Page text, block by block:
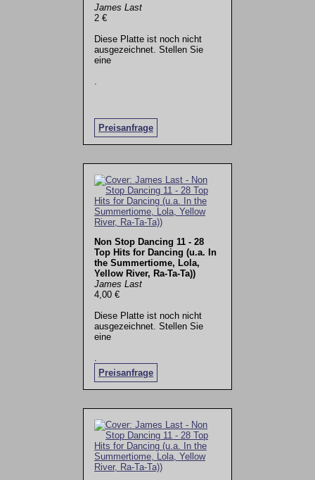
James Last
2 €
Diese Platte ist noch nicht
ausgezeichnet. Stellen Sie
eine
Preisanfrage
.
Non Stop Dancing 11 - 28
Top Hits for Dancing (u.a. In
the Summertiome, Lola,
Yellow River, Ra-Ta-Ta))
James Last
4,00 €
Diese Platte ist noch nicht
ausgezeichnet. Stellen Sie
eine
Preisanfrage